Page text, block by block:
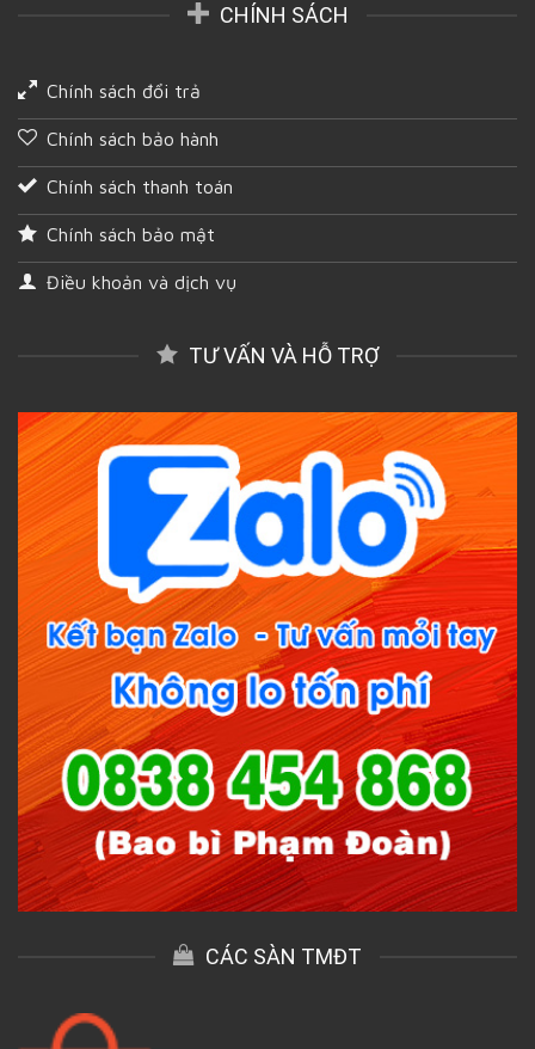
CHÍNH SÁCH
Chính sách đổi trả
Chính sách bảo hành
Chính sách thanh toán
Chính sách bảo mật
Điều khoản và dịch vụ
TƯ VẤN VÀ HỖ TRỢ
CÁC SÀN TMĐT